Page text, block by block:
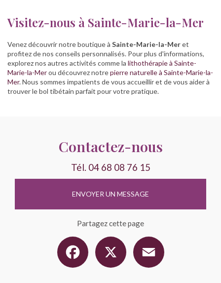
Visitez-nous à Sainte-Marie-la-Mer
Venez découvrir notre boutique à Sainte-Marie-la-Meret
profitez de nos conseils personnalisés. Pour plus d'informations,
explorez nos autres activités comme la lithothérapie à Sainte-
Marie-la-Merou découvrez notrepierre naturelle à Sainte-Marie-la-
Mer. Nous sommes impatients de vous accueillir et de vous aider à
trouver le bol tibétain parfait pour votre pratique.
Contactez-nous
Tél. 04 68 08 76 15
ENVOYER UN MESSAGE
Partagez cette page
Facebook